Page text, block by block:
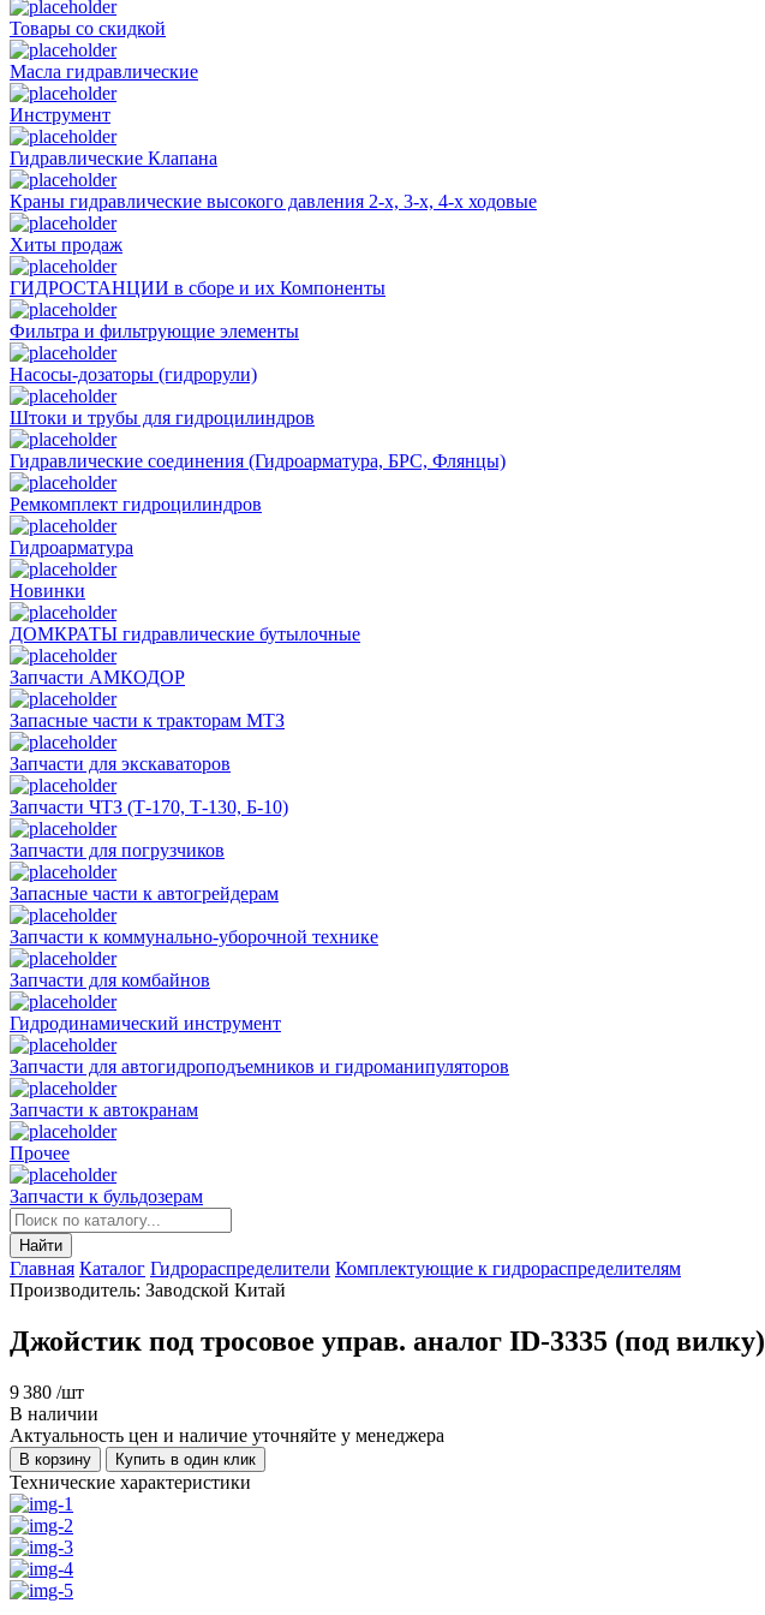
Товары со скидкой
Масла гидравлические
Инструмент
Гидравлические Клапана
Краны гидравлические высокого давления 2-х, 3-х, 4-х ходовые
Хиты продаж
ГИДРОСТАНЦИИ в сборе и их Компоненты
Фильтра и фильтрующие элементы
Насосы-дозаторы (гидрорули)
Штоки и трубы для гидроцилиндров
Гидравлические соединения (Гидроарматура, БРС, Флянцы)
Ремкомплект гидроцилиндров
Гидроарматура
Новинки
ДОМКРАТЫ гидравлические бутылочные
Запчасти АМКОДОР
Запасные части к тракторам МТЗ
Запчасти для экскаваторов
Запчасти ЧТЗ (Т-170, Т-130, Б-10)
Запчасти для погрузчиков
Запасные части к автогрейдерам
Запчасти к коммунально-уборочной технике
Запчасти для комбайнов
Гидродинамический инструмент
Запчасти для автогидроподъемников и гидроманипуляторов
Запчасти к автокранам
Прочее
Запчасти к бульдозерам
Найти
Главная Каталог Гидрораспределители Комплектующие к гидрораспределителям
Производитель: Заводской Китай
Джойстик под тросовое управ. аналог ID-3335 (под вилку)
9 380 /шт
В наличии
Актуальность цен и наличие уточняйте у менеджера
В корзину Купить в один клик
Технические характеристики